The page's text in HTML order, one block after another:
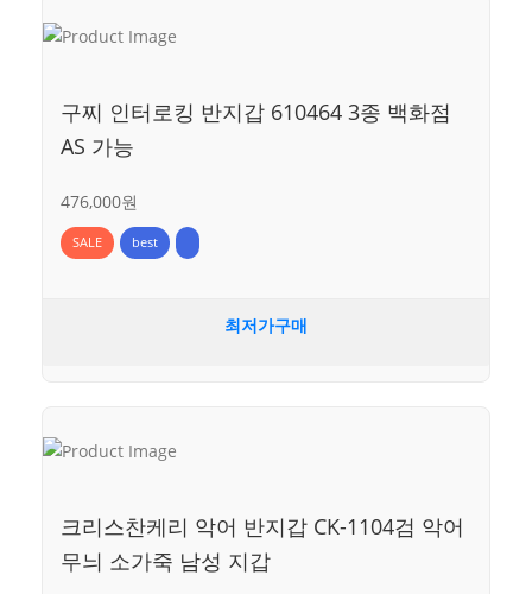
구찌 인터로킹 반지갑 610464 3종 백화점
AS 가능
476,000원
SALE best
최저가구매
크리스찬케리 악어 반지갑 CK-1104검 악어
무늬 소가죽 남성 지갑